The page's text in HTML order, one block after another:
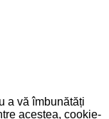
a vă îmbunătăți
acestea, cookie-